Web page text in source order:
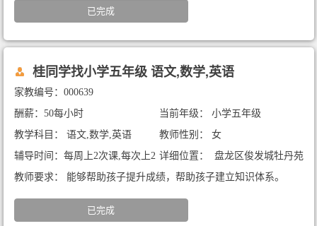
已完成
桂同学找小学五年级 语文,数学,英语
家教编号：000639
酬薪：50每小时
当前年级： 小学五年级
教学科目： 语文,数学,英语
教师性别： 女
辅导时间：每周上2次课,每次上2
小时
详细位置： 盘龙区俊发城牡丹苑
教师要求： 能够帮助孩子提升成绩，帮助孩子建立知识体系。
已完成